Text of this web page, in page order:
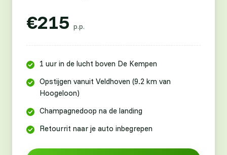
€215 p.p.
1 uur in de lucht boven De Kempen
Opstijgen vanuit Veldhoven (9.2 km van
Hoogeloon)
Champagnedoop na de landing
Retourrit naar je auto inbegrepen